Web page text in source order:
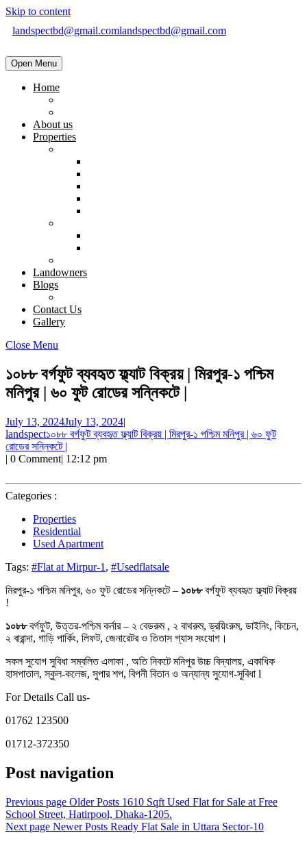
Skip to content
landspectbd@gmail.comlandspectbd@gmail.com
Open Menu
Home
About us
Properties
Landowners
Blogs
Contact Us
Gallery
Close Menu
১০৮৮ বর্গফুট ব্যবহৃত ফ্ল্যাট বিক্রয় | মিরপুর-১ পশ্চিম
মনিপুর | ৬০ ফুট রোডের সন্নিকটে |
July 13, 2024July 13, 2024|
landspect১০৮৮ বর্গফুট ব্যবহৃত ফ্ল্যাট বিক্রয় | মিরপুর-১ পশ্চিম মনিপুর | ৬০ ফুট
রোডের সন্নিকটে |
| 0 Comment| 12:12 pm
Categories :
Properties
Residential
Used Apartment
Tags: #Flat at Mirpur-1 , #Usedflatsale
মিরপুর-১ পশ্চিম মনিপুর, ৬০ ফুট রোডের সন্নিকটে – ১০৮৮বর্গফুট ব্যবহৃত ফ্ল্যাট বিক্রয়
!
১০৮৮বর্গফুট, উত্তর-পশ্চিম কর্নার – ২ বেডরুম , ২ বাথরুম, ড্রয়িংরুম, ডাইনিং, কিচেন,
২ বারান্দা, গাড়ি পার্কিং, লিফট, জেনারেটর ও তিতাস গ্যাস সংযোগ।
সকল সুযোগ সুবিধা সম্বলিত এলাকা , অতি নিকটে মনিপুর উচ্চ বিদ্যালয়, একাধিক
হাসপাতাল, স্কুল-কলেজ, সুপার শপ, বিপনী বিতান ও অন্যান্য সুযোগ-সুবিধা l
For Details Call us-
01762 123500
01712-372350
Post navigation
Previous page Older Posts 1610 Sqft Used Flat for Sale at Free
School Street, Hatirpool, Dhaka-1205.
Next page Newer Posts Ready Flat Sale in Uttara Sector-10